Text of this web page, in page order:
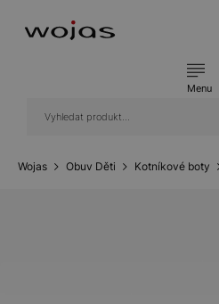
Menu
Wojas Obuv Děti Kotníkové boty